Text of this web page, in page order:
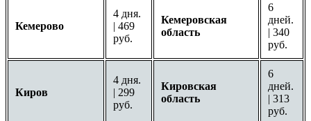
Кемерово
4 дня.
| 469
руб.
Кемеровская
область
6
дней.
| 340
руб.
Киров
4 дня.
| 299
руб.
Кировская
область
6
дней.
| 313
руб.